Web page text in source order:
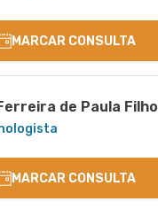
MARCAR CONSULTA
de Paula Filho
MARCAR CONSULTA